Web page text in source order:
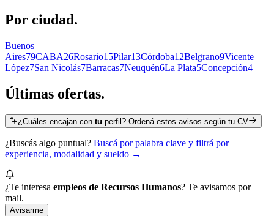
Por ciudad.
Buenos
Aires79CABA26Rosario15Pilar13Córdoba12Belgrano9Vicente
López7San Nicolás7Barracas7Neuquén6La Plata5Concepción4
Últimas ofertas.
¿Cuáles encajan contu perfil? Ordená estos avisos según tu CV
¿Buscás algo puntual? Buscá por palabra clave y filtrá por
experiencia, modalidad y sueldo →
¿Te interesa empleos de Recursos Humanos? Te avisamos por
mail.
Avisarme